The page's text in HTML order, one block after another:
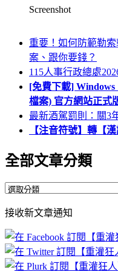
Screenshot
重要！如何防範勒
案、跟你要錢？
115人事行政總處
[免費下載] Windows
檔案) 官方網站正式
最新酒駕罰則：關3
【注音符號】轉【
全部文章分類
全
文
章
分
類
接收新文章通知